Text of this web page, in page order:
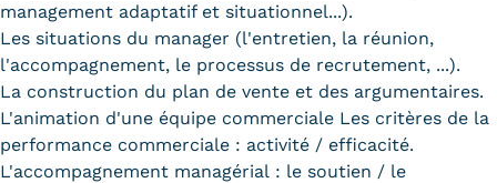
Contacts services
Formulaire de contact
Formations
Trouver votre formation
management adaptatif et situationnel...).
Les situations du manager (l'entretien, la réunion,
l'accompagnement, le processus de recrutement, ...).
La construction du plan de vente et des argumentaires.
L'animation d'une équipe commerciale Les critères de la
performance commerciale : activité / efficacité.
L'accompagnement managérial : le soutien / le